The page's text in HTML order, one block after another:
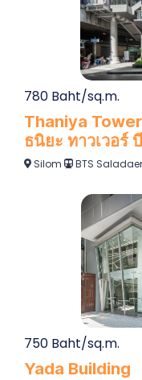
780 Baht/sq.m.
Thaniya
ธนิยะ ทาวเวอร์ บี
Silom BTS
750 Baht/sq.m.
Yada Building